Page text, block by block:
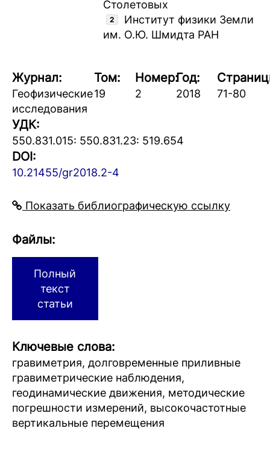
Столетовых
2
Институт физики Земли
им. О.Ю. Шмидта РАН
Журнал:
Геофизические
исследования
Том:
19
Номер:
2
Год:
2018 71-80
УДК:
550.831.015: 550.831.23: 519.654
DOI:
10.21455/gr2018.2-4
Показать библиографическую ссылку
Файлы:
Полный
текст
статьи
Ключевые слова:
гравиметрия, долговременные приливные
гравиметрические наблюдения,
геодинамические движения, методические
погрешности измерений, высокочастотные
вертикальные перемещения